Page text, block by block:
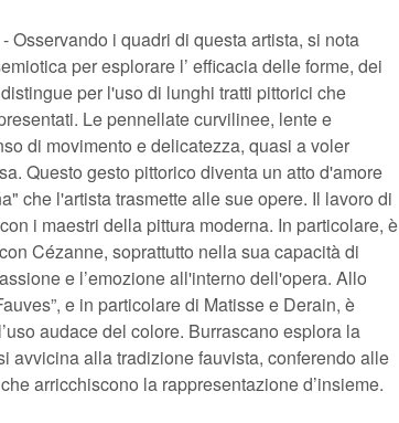
- Osservando i quadri di questa artista, si nota
per esplorare l’ efficacia delle forme, dei
per l'uso di lunghi tratti pittorici che
Le pennellate curvilinee, lente e
di movimento e delicatezza, quasi a voler
Questo gesto pittorico diventa un atto d'amore
che l'artista trasmette alle sue opere. Il lavoro di
i maestri della pittura moderna. In particolare, è
Cézanne, soprattutto nella sua capacità di
e l’emozione all'interno dell'opera. Allo
e in particolare di Matisse e Derain, è
audace del colore. Burrascano esplora la
avvicina alla tradizione fauvista, conferendo alle
arricchiscono la rappresentazione d’insieme.